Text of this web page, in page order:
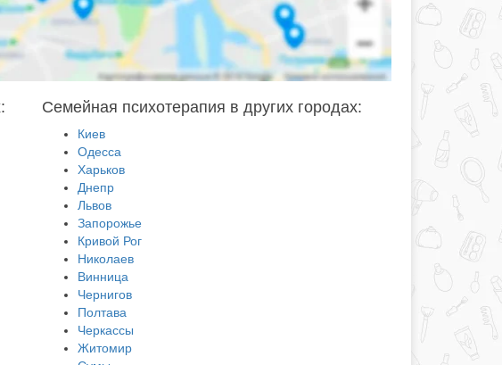
Семейная психотерапия в других городах:
Киев
Одесса
Харьков
Днепр
Львов
Запорожье
Кривой Рог
Николаев
Винница
Чернигов
Полтава
Черкассы
Житомир